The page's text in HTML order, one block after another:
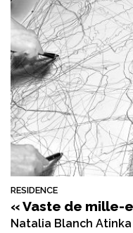
RESIDENCE
« Vaste de mille-
Natalia Blanch Atinka